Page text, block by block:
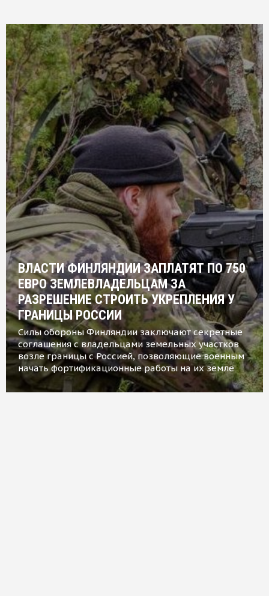
ВЛАСТИ ФИНЛЯНДИИ ЗАПЛАТЯТ ПО 750
ЕВРО ЗЕМЛЕВЛАДЕЛЬЦАМ ЗА
РАЗРЕШЕНИЕ СТРОИТЬ УКРЕПЛЕНИЯ У
ГРАНИЦЫ РОССИИ
Силы обороны Финляндии заключают секретные
соглашения с владельцами земельных участков
возле границы с Россией, позволяющие военным
начать фортификационные работы на их земле